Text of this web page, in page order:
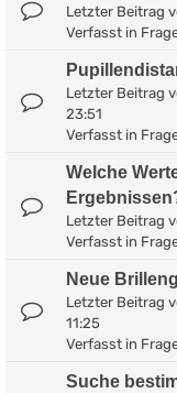
Letzter Beitrag
Verfasst in
Letzter Beitrag
23:51
Verfasst in
Welche
Letzter Beitrag
Verfasst in
Neue
Letzter Beitrag
11:25
Verfasst in
Suche